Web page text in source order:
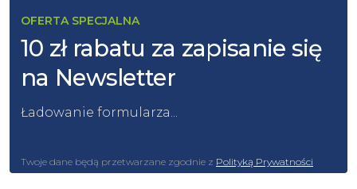
OFERTA SPECJALNA
10 zł rabatu za zapisanie się
na Newsletter
Ładowanie formularza...
Twoje dane będą przetwarzane zgodnie z Polityką Prywatności